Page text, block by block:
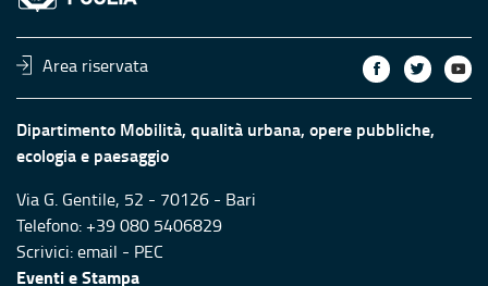
Area riservata
Dipartimento Mobilità, qualità urbana, opere pubbliche,
ecologia e paesaggio
Via G. Gentile, 52 - 70126 - Bari
Telefono: +39 080 5406829
Scrivici:email - PEC
Eventi e Stampa